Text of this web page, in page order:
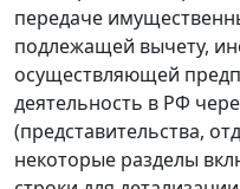
передаче
подлежащей вычету,
осуществляющей
деятельность в РФ
(представительства,
некоторые разделы